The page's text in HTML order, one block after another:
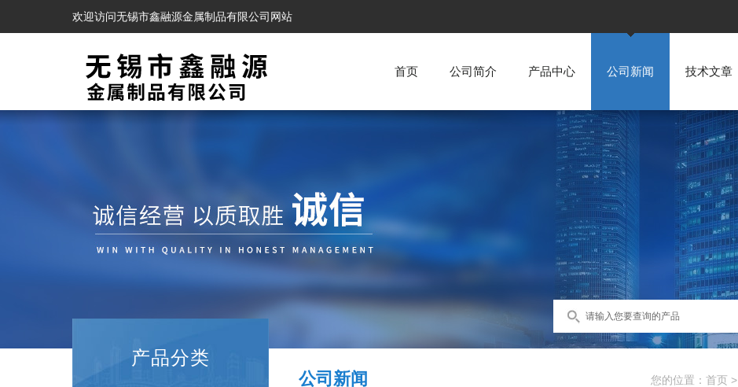
欢迎访问无锡市鑫融源金属制品有限公司网站
首页 公司简介 产品中心 公司新闻 技术文章
产品分类
您的位置： 首页 >
公司新闻